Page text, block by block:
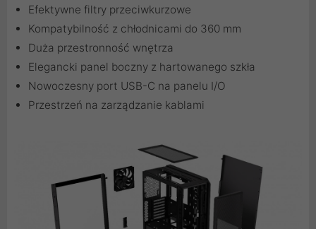
Efektywne filtry przeciwkurzowe
Kompatybilność z chłodnicami do 360 mm
Duża przestronność wnętrza
Elegancki panel boczny z hartowanego szkła
Nowoczesny port USB-C na panelu I/O
Przestrzeń na zarządzanie kablami